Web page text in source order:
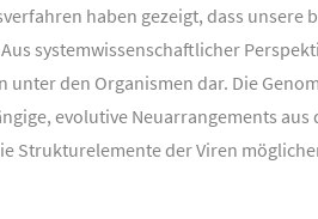
haben gezeigt, dass
systemwissenschaftlicher
den Organismen dar. Die
evolutive Neuarrangements
Strukturelemente der Viren